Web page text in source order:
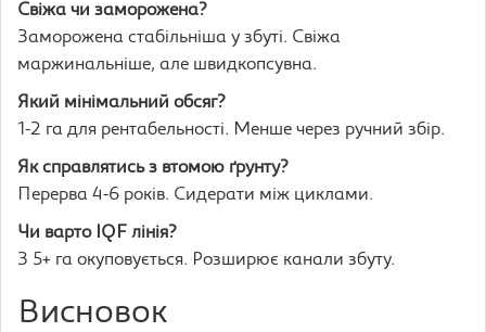
Свіжа чи заморожена?
Заморожена стабільніша у збуті. Свіжа
маржинальніше, але швидкопсувна.
Який мінімальний обсяг?
1-2 га для рентабельності. Менше через ручний збір.
Як справлятись з втомою ґрунту?
Перерва 4-6 років. Сидерати між циклами.
Чи варто IQF лінія?
З 5+ га окуповується. Розширює канали збуту.
Висновок